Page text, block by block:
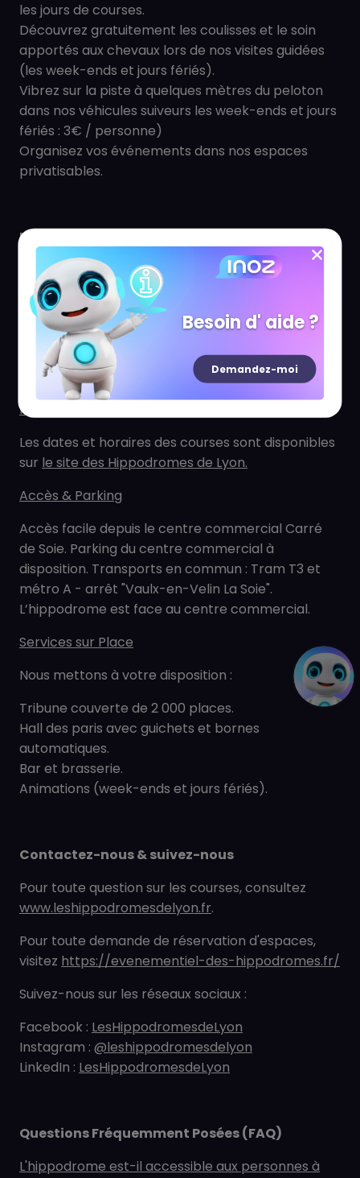
les jours de courses.
Découvrez gratuitement les coulisses et le soin
apportés aux chevaux lors de nos visites guidées
(les week-ends et jours fériés).
Vibrez sur la piste à quelques mètres du peloton
dans nos véhicules suiveurs les week-ends et jours
fériés : 3€ / personne)
Organisez vos événements dans nos espaces
privatisables.
Informations pratiques & accès
Adresse Complète
Hippodrome Lyon-Carré de Soie, 1 av. de Böhlen
69120 VAULX EN VELIN.
Face au centre commercial Carré de Soie, le long
du canal de Jonage.
Horaires d'Ouverture
Les dates et horaires des courses sont disponibles
sur le site des Hippodromes de Lyon.
Accès & Parking
Accès facile depuis le centre commercial Carré
de Soie. Parking du centre commercial à
disposition. Transports en commun : Tram T3 et
métro A - arrêt "Vaulx-en-Velin La Soie".
L’hippodrome est face au centre commercial.
Services sur Place
Nous mettons à votre disposition :
Tribune couverte de 2 000 places.
Hall des paris avec guichets et bornes
automatiques.
Bar et brasserie.
Animations (week-ends et jours fériés).
Contactez-nous & suivez-nous
Pour toute question sur les courses, consultez
www.leshippodromesdelyon.fr.
Pour toute demande de réservation d'espaces,
visitez https://evenementiel-des-hippodromes.fr/
Suivez-nous sur les réseaux sociaux :
Facebook : LesHippodromesdeLyon
Instagram : @leshippodromesdelyon
LinkedIn : LesHippodromesdeLyon
Questions Fréquemment Posées (FAQ)
L'hippodrome est-il accessible aux personnes à
Besoin d' aide ?
Demandez-moi